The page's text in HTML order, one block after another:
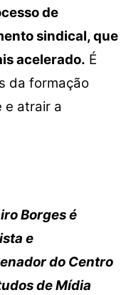
de
sindical, que
acelerado. É
da formação
e atrair a
Borges é
e
do Centro
de Mídia